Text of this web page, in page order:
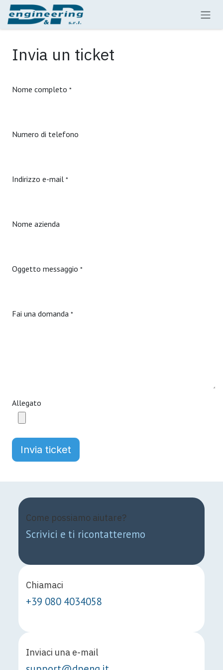
Passa al contenuto
Invia un ticket
Nome completo *
Numero di telefono
Indirizzo e-mail *
Nome azienda
Oggetto messaggio *
Fai una domanda *
Allegato
Invia ticket
Come possiamo aiutare?
Scrivici e ti ricontatteremo
Chiamaci
+39 080 4034058
Inviaci una e-mail